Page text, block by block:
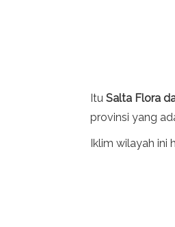
Itu Salta Flora
provinsi yang
Iklim wilayah ini